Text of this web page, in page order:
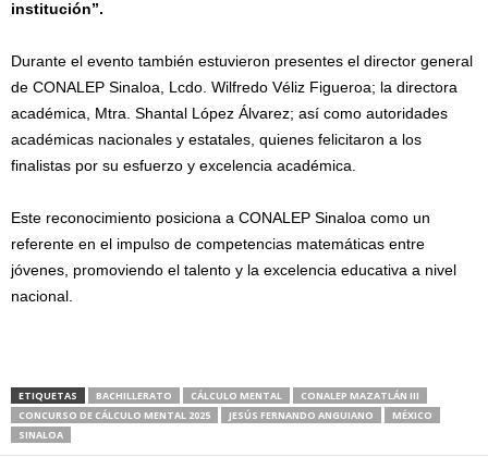
institución”.
Durante el evento también estuvieron presentes el director general
de CONALEP Sinaloa, Lcdo. Wilfredo Véliz Figueroa; la directora
académica, Mtra. Shantal López Álvarez; así como autoridades
académicas nacionales y estatales, quienes felicitaron a los
finalistas por su esfuerzo y excelencia académica.
Este reconocimiento posiciona a CONALEP Sinaloa como un
referente en el impulso de competencias matemáticas entre
jóvenes, promoviendo el talento y la excelencia educativa a nivel
nacional.
ETIQUETAS BACHILLERATO CÁLCULO MENTAL
CONALEP MAZATLÁN III
CONCURSO DE CÁLCULO MENTAL 2025
JESÚS FERNANDO ANGUIANO
MÉXICO
SINALOA